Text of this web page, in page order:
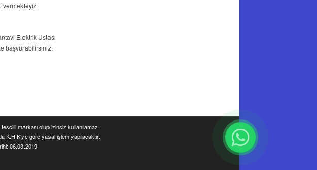
vermekteyiz.
Elektrik Ustası
başvurabilirsiniz.
markası olup izinsiz kullanılamaz.
K.H.K'ye göre yasal işlem yapılacaktır.
06.03.2019